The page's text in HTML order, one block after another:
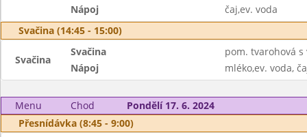
Nápoj
čaj,ev. voda
Svačina (14:45 - 15:00)
Svačina
Svačina
pom. tvarohová
Nápoj
mléko,ev. voda,
Menu Chod
Pondělí 17. 6. 2024
Přesnídávka (8:45 - 9:00)